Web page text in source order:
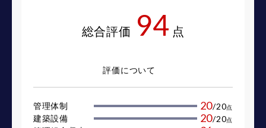
総合評価 94 点
評価について
管理体制 20/20点
建築設備 20/20点